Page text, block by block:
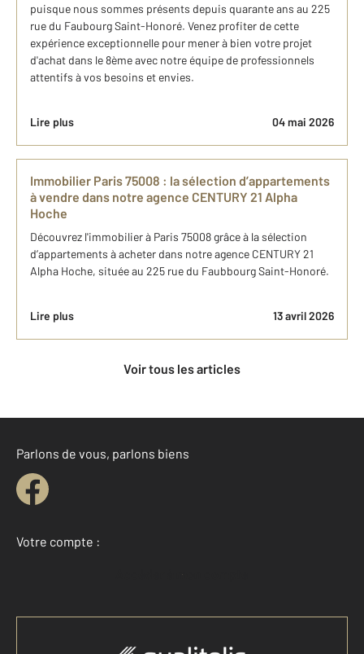
puisque nous sommes présents depuis quarante ans au 225
rue du Faubourg Saint-Honoré. Venez profiter de cette
expérience exceptionnelle pour mener à bien votre projet
d'achat dans le 8ème avec notre équipe de professionnels
attentifs à vos besoins et envies.
Lire plus 04 mai 2026
I​mmobilier Paris 75008 : la sélection d’appartements ​
à vendre dans notre agence CENTURY 21 Alpha
Hoche ​
​Découvrez l'​immobilier à Paris 75008 grâce à la sélection
d’appartements ​à acheter dans notre agence CENTURY 21
Alpha Hoche, située au 225 rue du Faubbourg Saint-Honoré.
Lire plus 13 avril 2026
Voir tous les articles
Parlons de vous, parlons biens
Votre compte :
Accéder à mon compte